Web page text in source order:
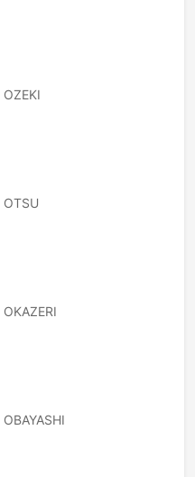
OZEKI
OTSU
OKAZERI
OBAYASHI